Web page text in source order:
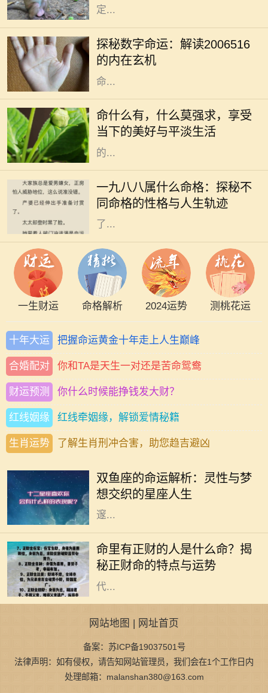
定...
探秘数字命运：解读2006516
的内在玄机
在中华传统文化中，数字不仅仅是数
学符号，更是承载着丰富意义和神秘
力量的象征。数字命理学，作为一种
有趣且古老的智慧，帮助人们解析生
命...
命什么有，什么莫强求，享受
当下的美好与平淡生活
在生活的长河中，我们常常被各种期
待、梦想和理想所驱动。我们为了追
求所谓的成功与幸福而不断努力，但
往往在这个过程中，却忽视了最重要
的...
一九八八属什么命格：探秘不
同命格的性格与人生轨迹
一九八八年是农历的戊辰年，也就是
中国传统命理中的龙年。按照五行理
论，戊辰年对应的五行是土，这为出
生在这一年的朋友们的命格特征奠定
了...
一生财运 命格解析 2024运势 测桃花运
十年大运 把握命运黄金十年走上人生巅峰
合婚配对 你和TA是天生一对还是苦命鸳鸯
财运预测 你什么时候能挣钱发大财？
红线姻缘 红线牵姻缘，解锁爱情秘籍
生肖运势 了解生肖刑冲合害，助您趋吉避凶
双鱼座的命运解析：灵性与梦
想交织的星座人生
双鱼座，作为十二星座中的最后一个
鱼座的人通常极具同情心，对周围人
的情感极为敏感，他们像海洋一般深
邃...
命里有正财的人是什么命？揭
秘正财命的特点与运势
命理学是古老而智慧的学问，它通过
分析个人的生辰八字来解读一个人的
命运与性格。在众多命理特征中，正
财命备受关注。正财作为一种命格，
代...
网站地图 | 网址首页
备案：苏ICP备19037501号
法律声明：如有侵权，请告知网站管理员，我们会在1个工作日内
处理邮箱：malanshan380@163.com